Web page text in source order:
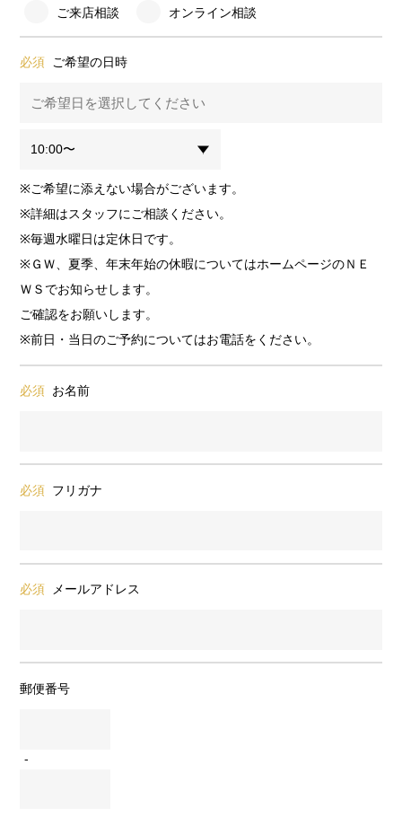
ご来店相談 オンライン相談
必須 ご希望の日時
※ご希望に添えない場合がございます。
※詳細はスタッフにご相談ください。
※毎週水曜日は定休日です。
※ＧＷ、夏季、年末年始の休暇についてはホームページのＮＥ
ＷＳでお知らせします。
ご確認をお願いします。
※前日・当日のご予約についてはお電話をください。
必須 お名前
必須 フリガナ
必須 メールアドレス
郵便番号
-